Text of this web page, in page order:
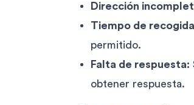
Dirección
Tiempo de
permitido.
Falta de respuesta:
obtener respuesta.